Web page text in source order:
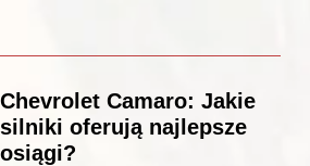
Chevrolet Camaro: Jakie
silniki oferują najlepsze
osiągi?